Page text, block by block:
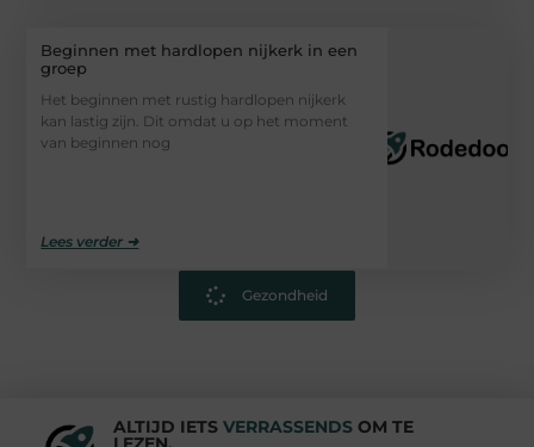
Beginnen met hardlopen nijkerk in een
groep
Het beginnen met rustig hardlopen nijkerk
kan lastig zijn. Dit omdat u op het moment
van beginnen nog
Lees verder ➜
Gezondheid
ALTIJD IETS VERRASSENDSOM TE